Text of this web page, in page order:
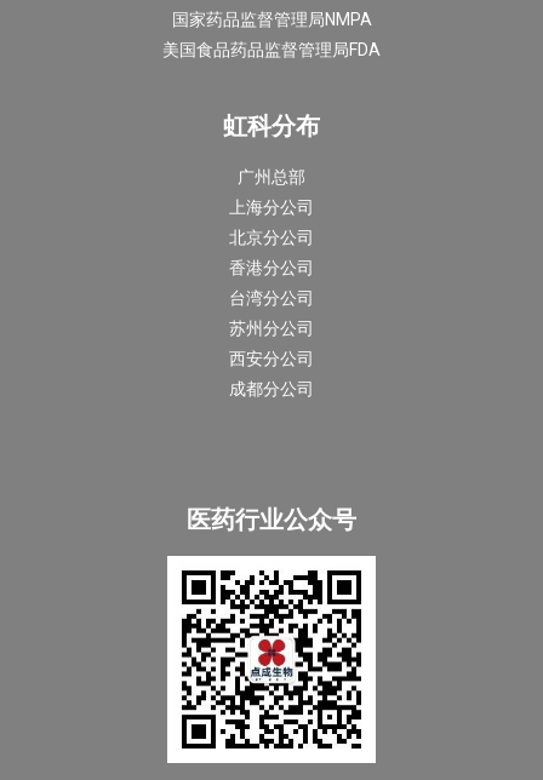
国家药品监督管理局NMPA
美国食品药品监督管理局FDA
虹科分布
广州总部
上海分公司
北京分公司
香港分公司
台湾分公司
苏州分公司
西安分公司
成都分公司
医药行业公众号